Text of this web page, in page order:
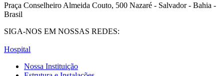
Praça Conselheiro Almeida Couto, 500 Nazaré - Salvador - Bahia -
Brasil
SIGA-NOS EM NOSSAS REDES:
Hospital
Nossa Instituição